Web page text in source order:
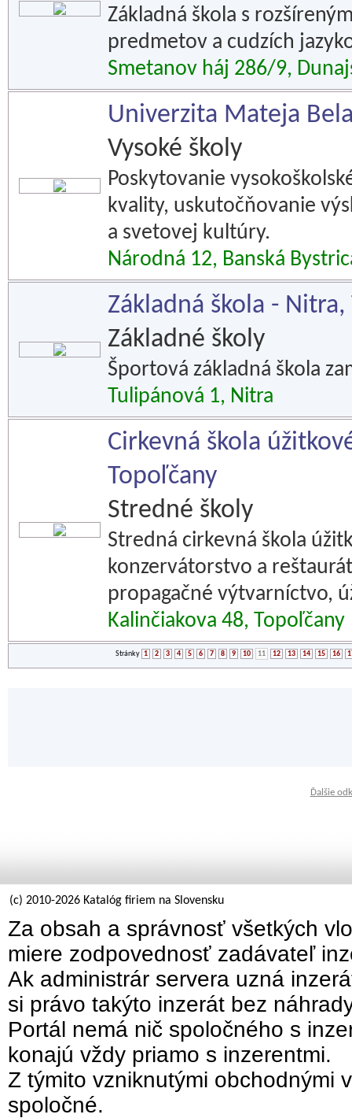
Základná škola s
predmetov a cudzích
Smetanov háj 286/9,
Univerzita Mateja
Vysoké školy
Poskytovanie
kvality, uskutočňovanie
a svetovej kultúry.
Národná 12, Banská
Základná škola -
Základné školy
Športová základná škola
Tulipánová 1, Nitra
Cirkevná škola
Topoľčany
Stredné školy
Stredná cirkevná škola
konzervátorstvo a
propagačné výtvarníctvo,
Kalinčiakova 48, Topoľčany
Stránky 1 2 3 4 5 6 7 8 9 10 11 12 13 14 15 16
Ďalšie
(c) 2010-2026 Katalóg firiem na Slovensku
Za obsah a správnosť všetkých
miere zodpovednosť zadávateľ
Ak administrár servera uzná
si právo takýto inzerát bez
Portál nemá nič spoločného s
konajú vždy priamo s inzerentmi.
Z týmito vzniknutými obchodnými
spoločné.